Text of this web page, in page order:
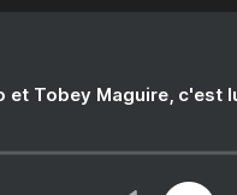
et Tobey Maguire, c'est